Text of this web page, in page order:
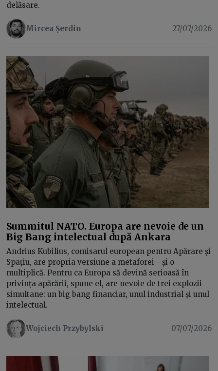
delăsare.
Mircea Șerdin 27/07/2026
Summitul NATO. Europa are nevoie de un
Big Bang intelectual după Ankara
Andrius Kubilius, comisarul european pentru Apărare și
Spațiu, are propria versiune a metaforei - și o
multiplică. Pentru ca Europa să devină serioasă în
privința apărării, spune el, are nevoie de trei explozii
simultane: un big bang financiar, unul industrial și unul
intelectual.
Wojciech Przybylski 07/07/2026